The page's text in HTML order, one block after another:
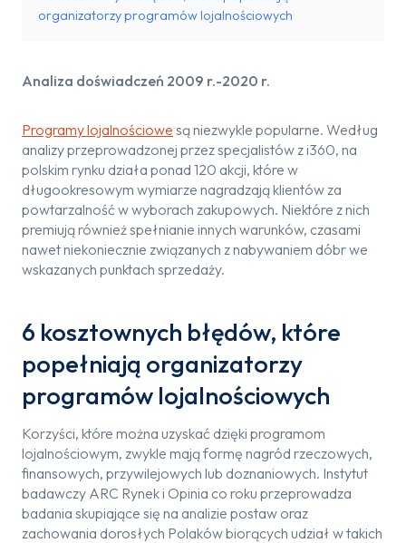
organizatorzy programów lojalnościowych
Analiza doświadczeń 2009 r.-2020 r.
Programy lojalnościowe są niezwykle popularne. Według
analizy przeprowadzonej przez specjalistów z i360, na
polskim rynku działa ponad 120 akcji, które w
długookresowym wymiarze nagradzają klientów za
powtarzalność w wyborach zakupowych. Niektóre z nich
premiują również spełnianie innych warunków, czasami
nawet niekoniecznie związanych z nabywaniem dóbr we
wskazanych punktach sprzedaży.
6 kosztownych błędów, które
popełniają organizatorzy
programów lojalnościowych
Korzyści, które można uzyskać dzięki programom
lojalnościowym, zwykle mają formę nagród rzeczowych,
finansowych, przywilejowych lub doznaniowych. Instytut
badawczy ARC Rynek i Opinia co roku przeprowadza
badania skupiające się na analizie postaw oraz
zachowania dorosłych Polaków biorących udział w takich